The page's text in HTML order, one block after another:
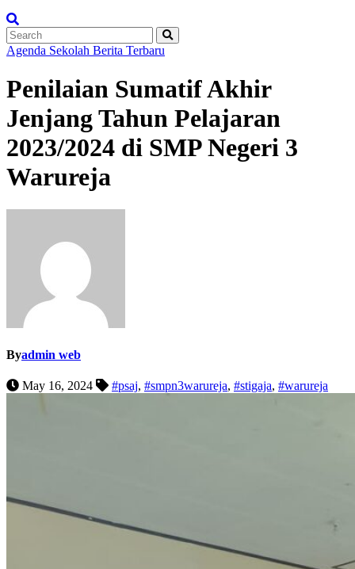
Agenda Sekolah Berita Terbaru
Penilaian Sumatif Akhir
Jenjang Tahun Pelajaran
2023/2024 di SMP Negeri 3
Warureja
Byadmin web
May 16, 2024 #psaj, #smpn3warureja, #stigaja, #warureja